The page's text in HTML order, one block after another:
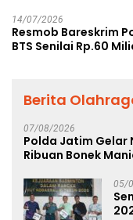
14/07/2026
Resmob Bareskrim
BTS Senilai Rp.60
Berita
07/08/2026
Polda Jatim Gelar
Ribuan Bonek
05/